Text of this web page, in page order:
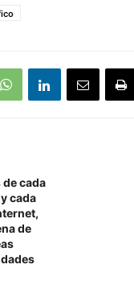
de cada
cada
de